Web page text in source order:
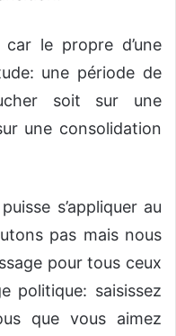
le propre d’une
une période de
soit sur une
une consolidation
s’appliquer au
pas mais nous
pour tous ceux
politique: saisissez
que vous aimez